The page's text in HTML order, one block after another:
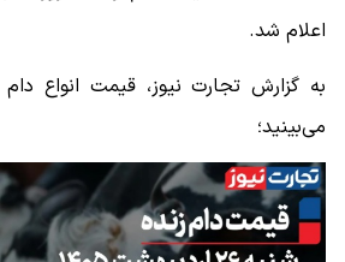
اعلام شد.
به گزارش تجارت نیوز، قیمت انواع
می‌بینید؛